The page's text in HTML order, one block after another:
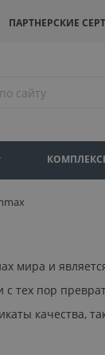
ПАРТНЕРСКИЕ
мира и
тех пор
качества,